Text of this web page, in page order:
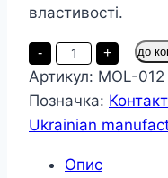
властивості.
-
Молюскоцид
СлимакОФФ
450
г
кількість
+ до
Артикул: MOL-012
Позначка:
Ukrainian
Опис